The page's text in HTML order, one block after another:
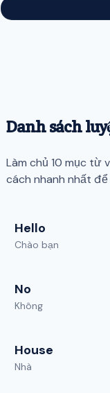
Danh sách
Làm chủ 10 mục từ
cách nhanh nhất
Hello
Chào bạn
No
Không
House
Nhà